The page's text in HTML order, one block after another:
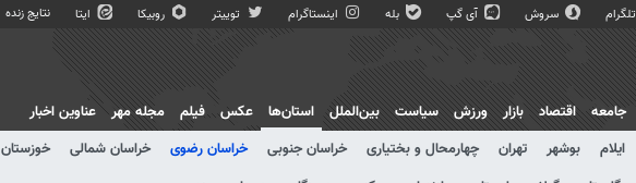
تلگرام سروش آی گپ بله اینستاگرام توییتر روبیکا ایتا نتایج زنده
جامعه اقتصاد بازار ورزش سیاست بین‌الملل
استان‌ها
ایلام بوشهر تهران چهارمحال و بختیاری خراسان جنوبی خراسان رضوی خراسان شمالی خوزستان
عکس فیلم مجله مهر عناوین اخبار